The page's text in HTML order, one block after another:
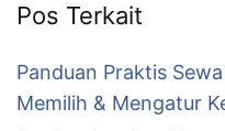
Pos Terkait
Panduan Praktis
Memilih & Mengatur